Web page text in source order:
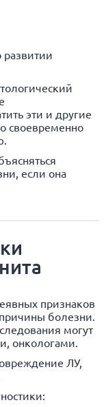
развитии
эти и другие
своевременно
если она
признаков
болезни.
могут
онкологами.
ЛУ,